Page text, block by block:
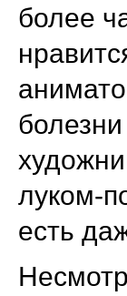
более
луком-
есть